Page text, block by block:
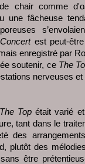
chair comme
une fâcheuse
Concertest peut-
enregistré par
soutenir, ce The
nerveuses
The Topétait varié
tant dans le
des
plutôt des
être